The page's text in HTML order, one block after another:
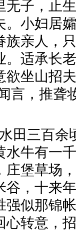
无子，止
。小妇居
族亲人，
。适承长
欲坐山招
言，推聋
田三百
水牛有一
庄堡草场
谷，十来
强似那锦
心转意，